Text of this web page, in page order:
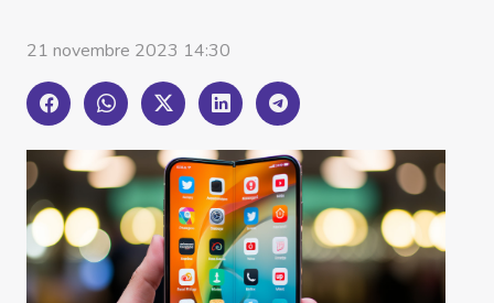
21 novembre 2023 14:30